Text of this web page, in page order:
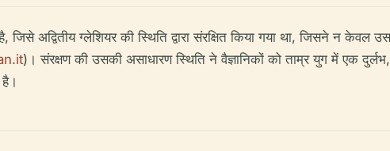
जिसे अद्वितीय ग्लेशियर की स्थिति द्वारा संरक्षित किया गया था, जिसने न
)। संरक्षण की उसकी असाधारण स्थिति ने वैज्ञानिकों को ताम्र युग में एक